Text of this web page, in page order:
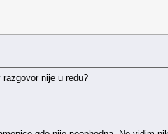
nije u redu?